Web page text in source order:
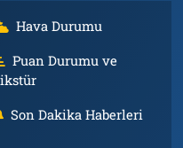
Hava Durumu
Puan Durumu ve
Son Dakika Haberleri